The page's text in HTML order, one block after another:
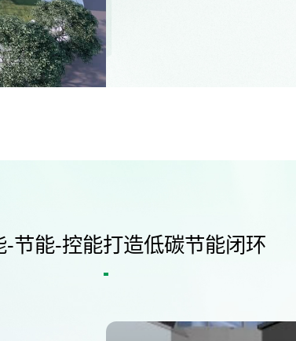
-节能-控能打造低碳节能闭环